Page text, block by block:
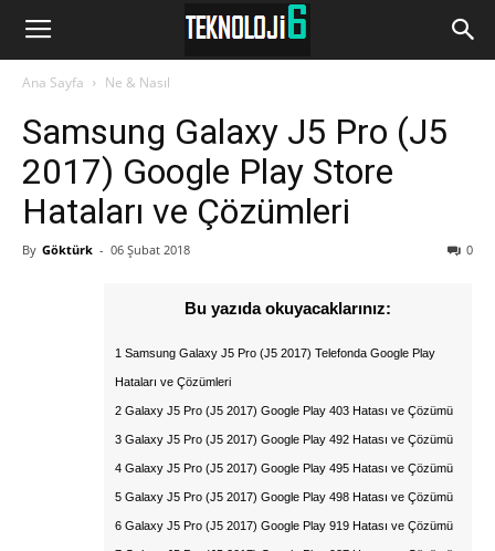
www.Teknoloji6.com
Ana Sayfa Ne & Nasıl
Samsung Galaxy J5 Pro (J5
2017) Google Play Store
Hataları ve Çözümleri
By Göktürk - 06 Şubat 2018 0
Bu yazıda okuyacaklarınız:
1 Samsung Galaxy J5 Pro (J5 2017) Telefonda Google Play
Hataları ve Çözümleri
2 Galaxy J5 Pro (J5 2017) Google Play 403 Hatası ve Çözümü
3 Galaxy J5 Pro (J5 2017) Google Play 492 Hatası ve Çözümü
4 Galaxy J5 Pro (J5 2017) Google Play 495 Hatası ve Çözümü
5 Galaxy J5 Pro (J5 2017) Google Play 498 Hatası ve Çözümü
6 Galaxy J5 Pro (J5 2017) Google Play 919 Hatası ve Çözümü